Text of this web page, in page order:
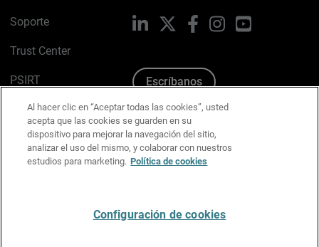
Soporte
Trust Center
PSIRT
Política de cookies
Política de privacidad
Kit de medios y marca
LinkedIn FacebookInstagramYouTube
Escríbanos
Al hacer clic en “Aceptar todas las cookies”, usted
acepta que las cookies se guarden en su
dispositivo para mejorar la navegación del sitio,
analizar el uso del mismo, y colaborar con nuestros
estudios para marketing. Política de cookies
Configuración de cookies